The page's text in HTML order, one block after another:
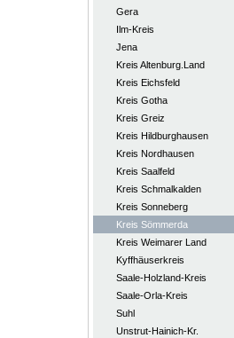
Gera
Ilm-Kreis
Jena
Kreis Altenburg.Land
Kreis Eichsfeld
Kreis Gotha
Kreis Greiz
Kreis Hildburghausen
Kreis Nordhausen
Kreis Saalfeld
Kreis Schmalkalden
Kreis Sonneberg
Kreis Sömmerda
Kreis Weimarer Land
Kyffhäuserkreis
Saale-Holzland-Kreis
Saale-Orla-Kreis
Suhl
Unstrut-Hainich-Kr.